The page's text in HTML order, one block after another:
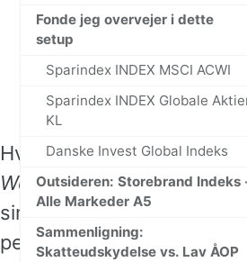
Fonde jeg overvejer i dette
setup
Sparindex INDEX MSCI ACWI
Sparindex INDEX Globale
KL
Danske Invest Global Indeks
Outsideren: Storebrand Indeks
Alle Markeder A5
Sammenligning:
Skatteudskydelse vs. Lav ÅOP
Hvis du leder
skatte-hack til
renteudgifter, så
fonde.
Hvis du følger den
Wealthaf J. L. Collins,
simpelt som muligt: Køb
penge arbejde i fred.